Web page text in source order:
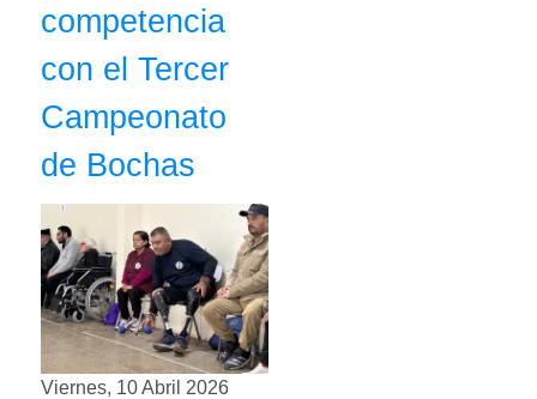
competencia
con el Tercer
Campeonato
de Bochas
Viernes, 10 Abril 2026